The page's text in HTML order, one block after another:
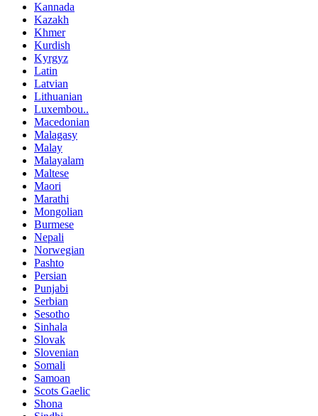
Kannada
Kazakh
Khmer
Kurdish
Kyrgyz
Latin
Latvian
Lithuanian
Luxembou..
Macedonian
Malagasy
Malay
Malayalam
Maltese
Maori
Marathi
Mongolian
Burmese
Nepali
Norwegian
Pashto
Persian
Punjabi
Serbian
Sesotho
Sinhala
Slovak
Slovenian
Somali
Samoan
Scots Gaelic
Shona